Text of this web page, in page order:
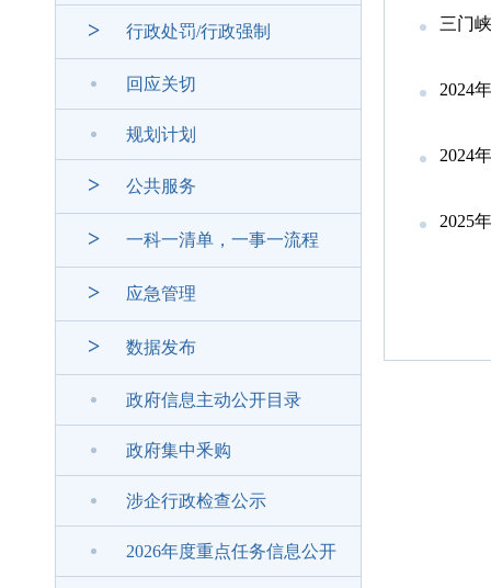
> 行政处罚/行政强制
回应关切
规划计划
> 公共服务
> 一科一清单，一事一流程
> 应急管理
> 数据发布
政府信息主动公开目录
政府集中釆购
涉企行政检查公示
2026年度重点任务信息公开
三门
2024
2024
2025